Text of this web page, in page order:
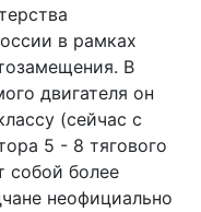
в рамках
В
двигателя он
(сейчас с
5 - 8 тягового
собой более
неофициально